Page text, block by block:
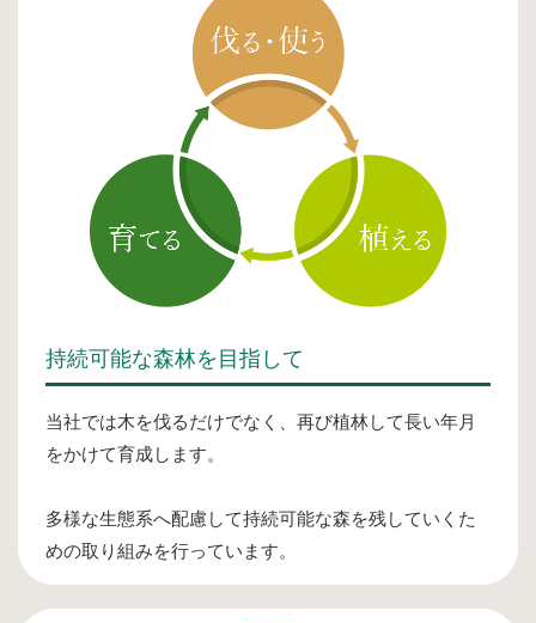
持続可能な森林を目指して
当社では木を伐るだけでなく、再び植林して長い年月
をかけて育成します。
多様な生態系へ配慮して持続可能な森を残していくた
めの取り組みを行っています。